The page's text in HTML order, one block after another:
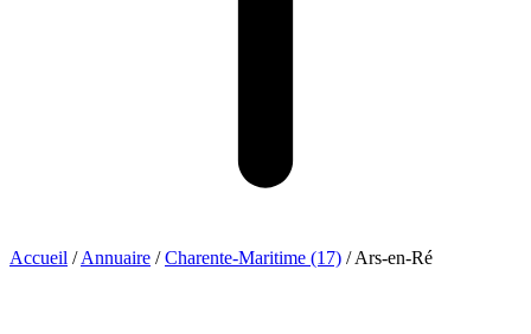
Accueil / Annuaire / Charente-Maritime (17) / Ars-en-Ré